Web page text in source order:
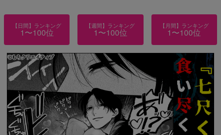
【日間】ランキング
1〜100位
【週間】ランキング
1〜100位
【月間】ランキング
1〜100位